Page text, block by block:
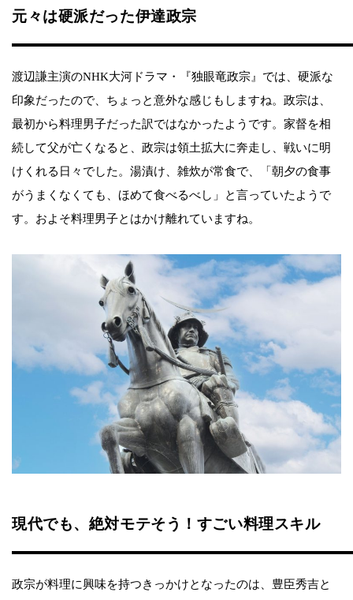
元々は硬派だった伊達政宗
渡辺謙主演のNHK大河ドラマ・『独眼竜政宗』では、硬派な
印象だったので、ちょっと意外な感じもしますね。政宗は、
最初から料理男子だった訳ではなかったようです。家督を相
続して父が亡くなると、政宗は領土拡大に奔走し、戦いに明
けくれる日々でした。湯漬け、雑炊が常食で、「朝夕の食事
がうまくなくても、ほめて食べるべし」と言っていたようで
す。およそ料理男子とはかけ離れていますね。
現代でも、絶対モテそう！すごい料理スキル
政宗が料理に興味を持つきっかけとなったのは、豊臣秀吉と